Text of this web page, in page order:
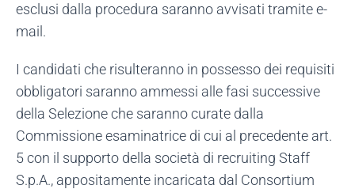
esclusi dalla procedura saranno avvisati tramite e-
mail.
I candidati che risulteranno in possesso dei requisiti
obbligatori saranno ammessi alle fasi successive
della Selezione che saranno curate dalla
Commissione esaminatrice di cui al precedente art.
5 con il supporto della società di recruiting Staff
S.p.A., appositamente incaricata dal Consortium